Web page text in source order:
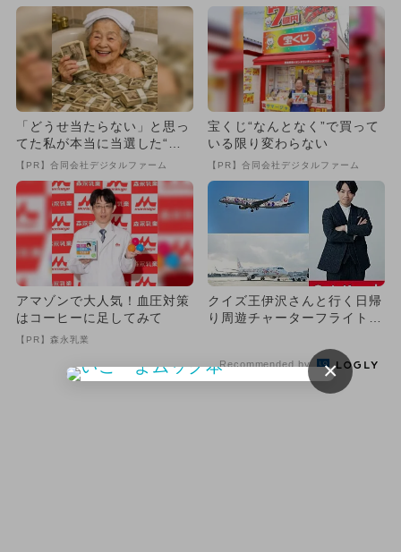
「どうせ当たらない」と思っ
てた私が本当に当選した“買
い方”がこれ
【PR】合同会社デジタルファーム
宝くじ“なんとなく”で買って
いる限り変わらない
【PR】合同会社デジタルファーム
アマゾンで大人気！血圧対策
はコーヒーに足してみて
【PR】森永乳業
クイズ王伊沢さんと行く日帰
り周遊チャーターフライト無
Recommended by ×